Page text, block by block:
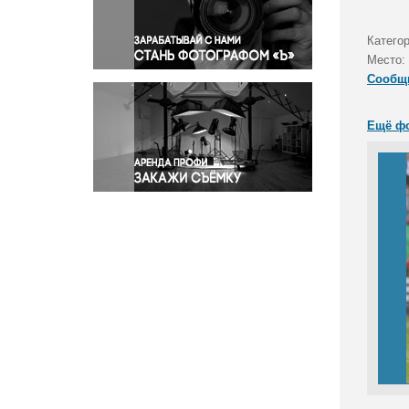
Правосудие
Происшествия и конфликты
Религия
Светская жизнь
Спорт
Экология
Экономика и бизнес
Место:
Ещё